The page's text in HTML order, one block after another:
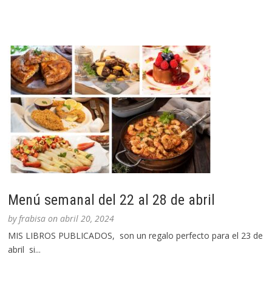
Menú semanal del 22 al 28 de abril
byfrabisa onabril 20, 2024
MIS LIBROS PUBLICADOS, son un regalo perfecto para el 23 de
abril si...